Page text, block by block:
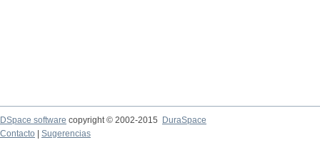
DSpace software copyright © 2002-2015
DuraSpace
Contacto
Sugerencias